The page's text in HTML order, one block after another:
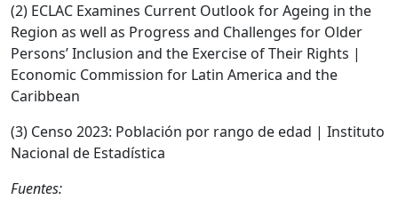
(2) ECLAC Examines Current Outlook for Ageing in the
Region as well as Progress and Challenges for Older
Persons’ Inclusion and the Exercise of Their Rights |
Economic Commission for Latin America and the
Caribbean
(3) Censo 2023: Población por rango de edad | Instituto
Nacional de Estadística
Fuentes: